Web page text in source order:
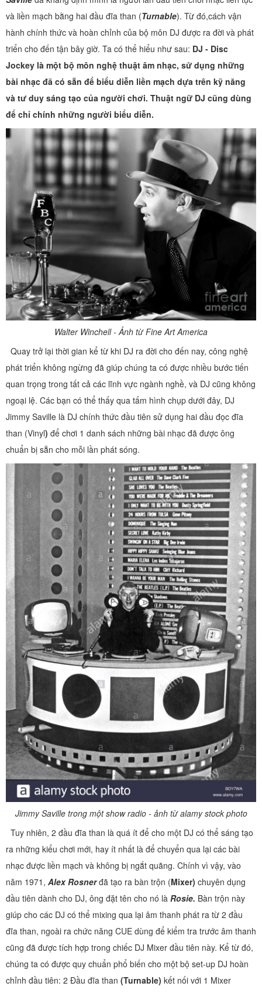
và liền mạch bằng hai đầu đĩa than (Turnable). Từ đó,cách vận
hành chính thức và hoàn chỉnh của bộ môn DJ được ra đời và phát
triển cho đến tận bây giờ. Ta có thể hiểu như sau: DJ - Disc
Jockey là một bộ môn nghệ thuật âm nhạc, sử dụng những
bài nhạc đã có sẵn để biểu diễn liền mạch dựa trên kỹ năng
và tư duy sáng tạo của người chơi. Thuật ngữ DJ cũng dùng
để chỉ chính những người biểu diễn.
Walter Winchell - Ảnh từ Fine Art America
Quay trở lại thời gian kể từ khi DJ ra đời cho đến nay, công nghệ
phát triển không ngừng đã giúp chúng ta có được nhiều bước tiến
quan trọng trong tất cả các lĩnh vực ngành nghề, và DJ cũng không
ngoại lệ. Các bạn có thể thấy qua tấm hình chụp dưới đây, DJ
Jimmy Saville là DJ chính thức đầu tiên sử dụng hai đầu đọc đĩa
than (Vinyl) để chơi 1 danh sách những bài nhạc đã được ông
chuẩn bị sẵn cho mỗi lần phát sóng.
Jimmy Saville trong một show radio - ảnh từ alamy stock photo
Tuy nhiên, 2 đầu đĩa than là quá ít để cho một DJ có thể sáng tạo
ra những kiểu chơi mới, hay ít nhất là để chuyển qua lại các bài
nhạc được liền mạch và không bị ngắt quãng. Chính vì vậy, vào
năm 1971, Alex Rosnerđã tạo ra bàn trộn (Mixer) chuyên dụng
đầu tiên dành cho DJ, ông đặt tên cho nó là Rosie. Bàn trộn này
giúp cho các DJ có thể mixing qua lại âm thanh phát ra từ 2 đầu
đĩa than, ngoài ra chức năng CUE dùng để kiểm tra trước âm thanh
cũng đã được tích hợp trong chiếc DJ Mixer đầu tiên này. Kể từ đó,
chúng ta có được quy chuẩn phổ biến cho một bộ set-up DJ hoàn
chỉnh đầu tiên: 2 Đầu đĩa than (Turnable) kết nối với 1 Mixer